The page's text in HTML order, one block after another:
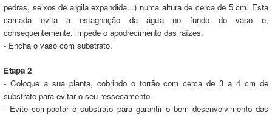
pedras, seixos de argila expandida...) numa altura de cerca de 5 cm. Esta
camada evita a estagnação da água no fundo do vaso e,
consequentemente, impede o apodrecimento das raízes.
- Encha o vaso com substrato.
Etapa 2
- Coloque a sua planta, cobrindo o torrão com cerca de 3 a 4 cm de
substrato para evitar o seu ressecamento.
- Evite compactar o substrato para garantir o bom desenvolvimento das